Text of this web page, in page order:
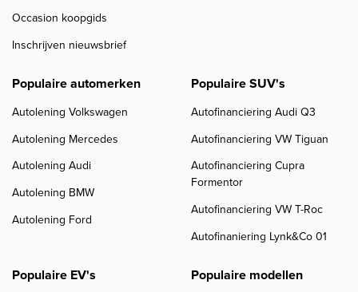
Occasion koopgids
Inschrijven nieuwsbrief
Populaire automerken
Autolening Volkswagen
Autolening Mercedes
Autolening Audi
Autolening BMW
Autolening Ford
Populaire SUV's
Autofinanciering Audi Q3
Autofinanciering VW Tiguan
Autofinanciering Cupra
Formentor
Autofinanciering VW T-Roc
Autofinaniering Lynk&Co 01
Populaire EV's Populaire modellen